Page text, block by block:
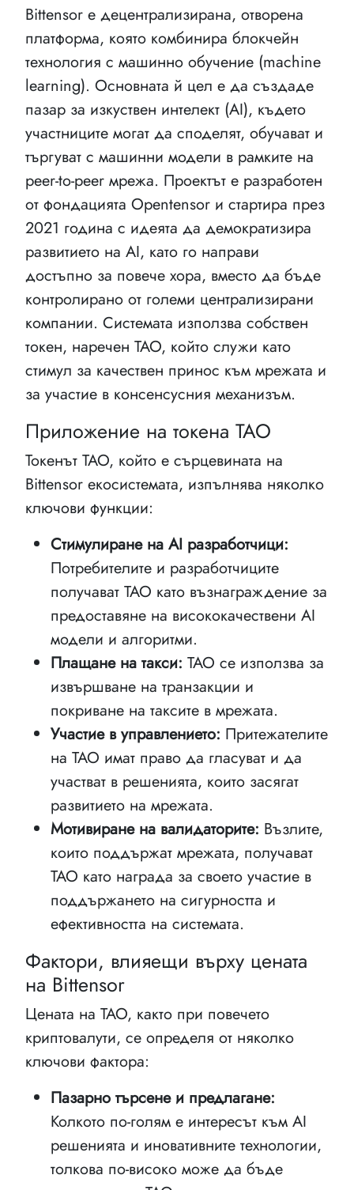
Bittensor е децентрализирана, отворена
платформа, която комбинира блокчейн
технология с машинно обучение (machine
learning). Основната й цел е да създаде
пазар за изкуствен интелект (AI), където
участниците могат да споделят, обучават и
търгуват с машинни модели в рамките на
peer-to-peer мрежа. Проектът е разработен
от фондацията Opentensor и стартира през
2021 година с идеята да демократизира
развитието на AI, като го направи
достъпно за повече хора, вместо да бъде
контролирано от големи централизирани
компании. Системата използва собствен
токен, наречен TAO, който служи като
стимул за качествен принос към мрежата и
за участие в консенсусния механизъм.
Приложение на токена TAO
Токенът TAO, който е сърцевината на
Bittensor екосистемата, изпълнява няколко
ключови функции:
Стимулиране на AI разработчици:
Потребителите и разработчиците
получават TAO като възнаграждение за
предоставяне на висококачествени AI
модели и алгоритми.
Плащане на такси: TAO се използва за
извършване на транзакции и
покриване на таксите в мрежата.
Участие в управлението: Притежателите
на TAO имат право да гласуват и да
участват в решенията, които засягат
развитието на мрежата.
Мотивиране на валидаторите: Възлите,
които поддържат мрежата, получават
TAO като награда за своето участие в
поддържането на сигурността и
ефективността на системата.
Фактори, влияещи върху цената
на Bittensor
Цената на TAO, както при повечето
криптовалути, се определя от няколко
ключови фактора:
Пазарно търсене и предлагане:
Колкото по-голям е интересът към AI
решенията и иновативните технологии,
толкова по-високо може да бъде